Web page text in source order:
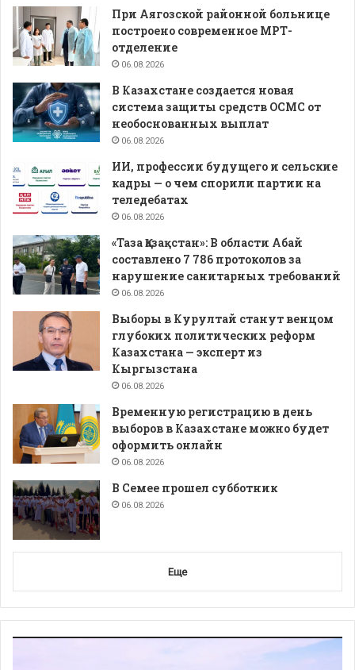
При Аягозской районной больнице
построено современное МРТ-
отделение
06.08.2026
В Казахстане создается новая
система защиты средств ОСМС от
необоснованных выплат
06.08.2026
ИИ, профессии будущего и сельские
кадры — о чем спорили партии на
теледебатах
06.08.2026
«Таза Қазақстан»: В области Абай
составлено 7 786 протоколов за
нарушение санитарных требований
06.08.2026
Выборы в Курултай станут венцом
глубоких политических реформ
Казахстана — эксперт из
Кыргызстана
06.08.2026
Временную регистрацию в день
выборов в Казахстане можно будет
оформить онлайн
06.08.2026
В Семее прошел субботник
06.08.2026
Еще